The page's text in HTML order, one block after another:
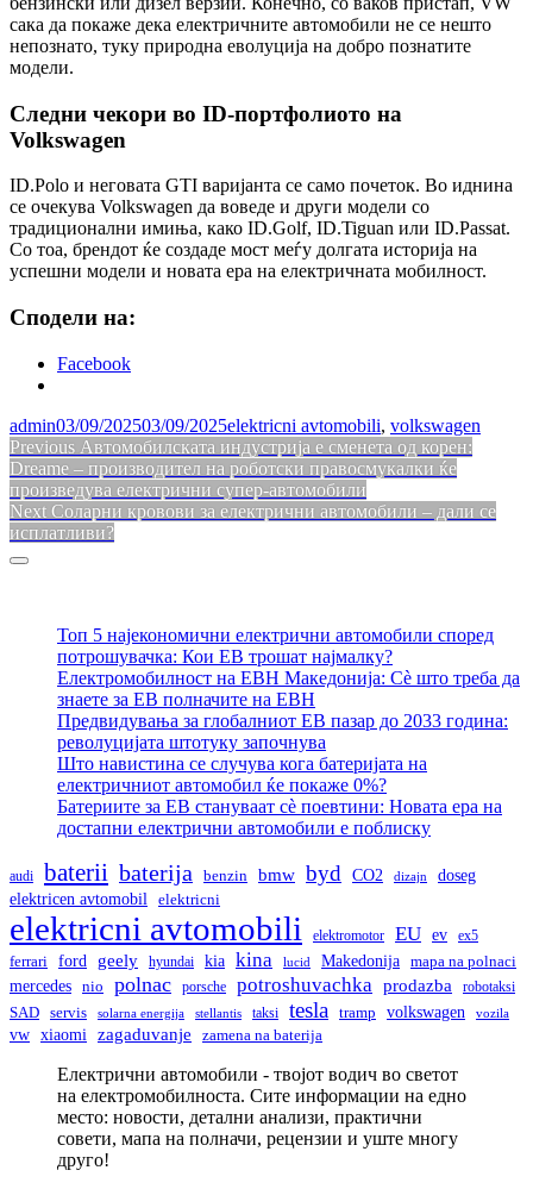
сака да покаже дека електричните автомобили не се нешто
непознато, туку природна еволуција на добро познатите
модели.
Следни чекори во ID-портфолиото на
Volkswagen
ID.Polo и неговата GTI варијанта се само почеток. Во иднина
се очекува Volkswagen да воведе и други модели со
традиционални имиња, како ID.Golf, ID.Tiguan или ID.Passat.
Со тоа, брендот ќе создаде мост меѓу долгата историја на
успешни модели и новата ера на електричната мобилност.
Сподели на:
Facebook
admin03/09/202503/09/2025elektricni avtomobili, volkswagen
Навигација
на
напис
Previous Previous
post:
Автомобилската индустрија е сменета од корен:
Dreame – производител на роботски правосмукалки ќе
произведува електрични супер-автомобили
Next Next
post:
Соларни кровови за електрични автомобили – дали се
исплатливи?
Sidebar
Топ 5 најекономични електрични автомобили според
потрошувачка: Кои ЕВ трошат најмалку?
Електромобилност на ЕВН Македонија: Сè што треба да
знаете за ЕВ полначите на ЕВН
Предвидувања за глобалниот ЕВ пазар до 2033 година:
револуцијата штотуку започнува
Што навистина се случува кога батеријата на
електричниот автомобил ќе покаже 0%?
Батериите за ЕВ стануваат сè поевтини: Новата ера на
достапни електрични автомобили е поблиску
audi baterii baterija benzin bmw byd CO2 dizajn doseg
elektricen avtomobil elektricni
elektricni avtomobili elektromotor EU ev
ex5
ferrari
ford geely hyundai kia kina lucid Makedonija mapa na polnaci
mercedes nio polnac porsche potroshuvachka prodazba
robotaksi
SAD
servis solarna energija stellantis taksi tesla tramp volkswagen vozila
vw xiaomi zagaduvanje zamena na baterija
Електрични автомобили - твојот водич во светот
на електромобилноста. Сите информации на едно
место: новости, детални анализи, практични
совети, мапа на полначи, рецензии и уште многу
друго!